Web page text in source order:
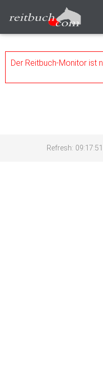
Der Reitbuch-Monitor ist
Refresh: 09:17:51